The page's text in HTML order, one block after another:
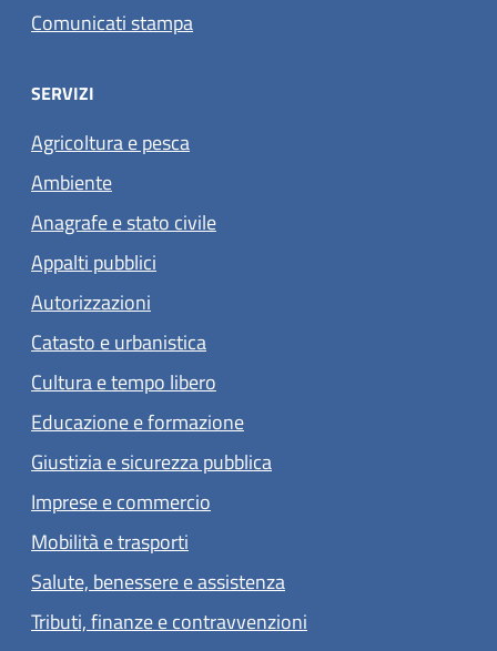
Comunicati stampa
SERVIZI
Agricoltura e pesca
Ambiente
Anagrafe e stato civile
Appalti pubblici
Autorizzazioni
Catasto e urbanistica
Cultura e tempo libero
Educazione e formazione
Giustizia e sicurezza pubblica
Imprese e commercio
Mobilità e trasporti
Salute, benessere e assistenza
Tributi, finanze e contravvenzioni